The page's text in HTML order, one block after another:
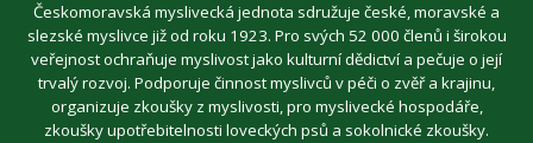
Českomoravská myslivecká jednota sdružuje české, moravské a
slezské myslivce již od roku 1923. Pro svých 52 000 členů i širokou
veřejnost ochraňuje myslivost jako kulturní dědictví a pečuje o její
trvalý rozvoj. Podporuje činnost myslivců v péči o zvěř a krajinu,
organizuje zkoušky z myslivosti, pro myslivecké hospodáře,
zkoušky upotřebitelnosti loveckých psů a sokolnické zkoušky.